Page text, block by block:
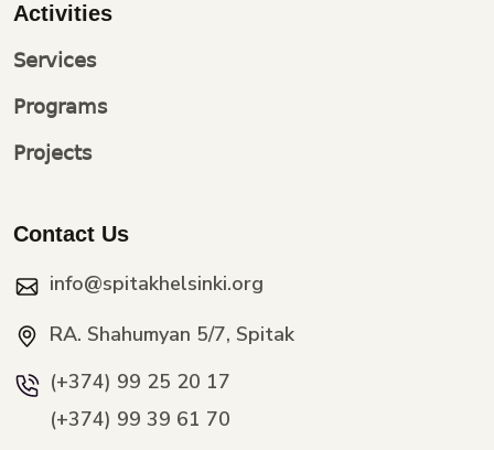
Activities
Services
Programs
Projects
Contact Us
info@spitakhelsinki.org
RA. Shahumyan 5/7, Spitak
(+374) 99 25 20 17
(+374) 99 39 61 70